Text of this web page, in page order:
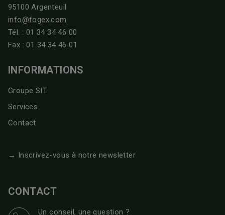
95100 Argenteuil
info@fogex.com
Tél. : 01 34 34 46 00
Fax : 01 34 34 46 01
INFORMATIONS
Groupe SIT
Services
Contact
→ Inscrivez-vous à notre newsletter
CONTACT
Un conseil, une question ?